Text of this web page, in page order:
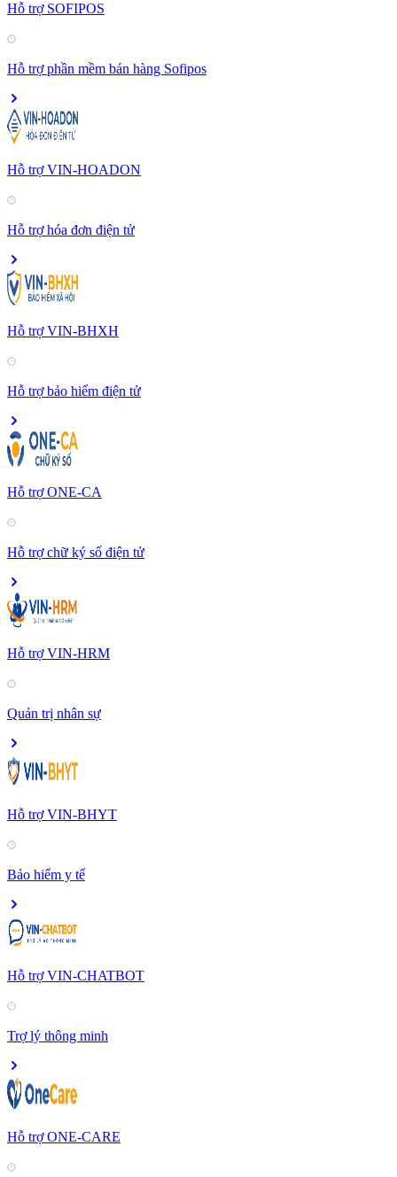
Hỗ trợ SOFIPOS
Hỗ trợ phần mềm bán hàng Sofipos
Hỗ trợ VIN-HOADON
Hỗ trợ hóa đơn điện tử
Hỗ trợ VIN-BHXH
Hỗ trợ bảo hiểm điện tử
Hỗ trợ ONE-CA
Hỗ trợ chữ ký số điện tử
Hỗ trợ VIN-HRM
Quản trị nhân sự
Hỗ trợ VIN-BHYT
Bảo hiểm y tế
Hỗ trợ VIN-CHATBOT
Trợ lý thông minh
Hỗ trợ ONE-CARE